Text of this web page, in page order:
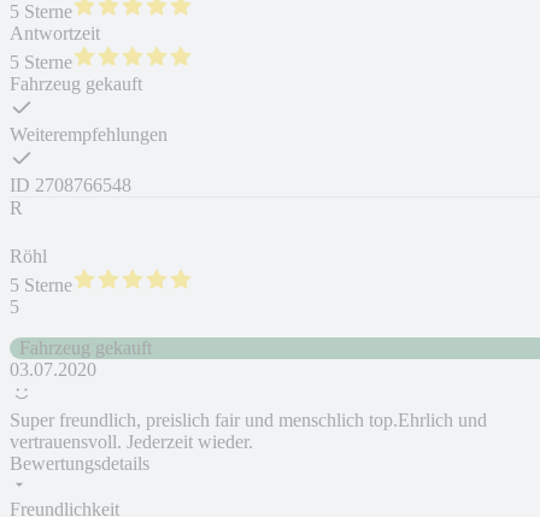
5 Sterne
Antwortzeit
5 Sterne
Fahrzeug gekauft
Weiterempfehlungen
ID 2708766548
R
Röhl
5 Sterne
5
Fahrzeug gekauft
03.07.2020
Super freundlich, preislich fair und menschlich top.Ehrlich und
vertrauensvoll. Jederzeit wieder.
Bewertungsdetails
Freundlichkeit